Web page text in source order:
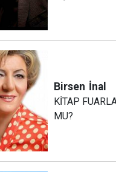
Birsen İnal
KİTAP
MU?